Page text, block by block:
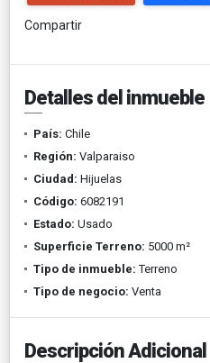
Compartir
Detalles del inmueble
País: Chile
Región: Valparaiso
Ciudad: Hijuelas
Código: 6082191
Estado: Usado
Superficie Terreno: 5000 m²
Tipo de inmueble: Terreno
Tipo de negocio: Venta
Descripción Adicional